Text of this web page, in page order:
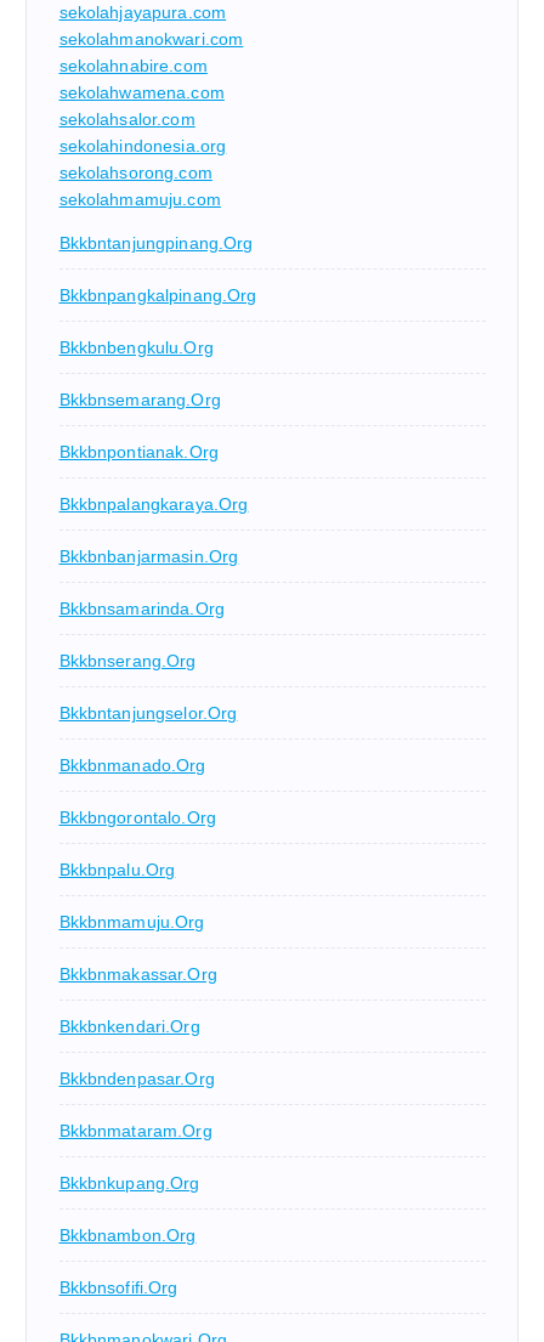
sekolahjayapura.com
sekolahmanokwari.com
sekolahnabire.com
sekolahwamena.com
sekolahsalor.com
sekolahindonesia.org
sekolahsorong.com
sekolahmamuju.com
Bkkbntanjungpinang.org
Bkkbnpangkalpinang.org
Bkkbnbengkulu.org
Bkkbnsemarang.org
Bkkbnpontianak.org
Bkkbnpalangkaraya.org
Bkkbnbanjarmasin.org
Bkkbnsamarinda.org
Bkkbnserang.org
Bkkbntanjungselor.org
Bkkbnmanado.org
Bkkbngorontalo.org
Bkkbnpalu.org
Bkkbnmamuju.org
Bkkbnmakassar.org
Bkkbnkendari.org
Bkkbndenpasar.org
Bkkbnmataram.org
Bkkbnkupang.org
Bkkbnambon.org
Bkkbnsofifi.org